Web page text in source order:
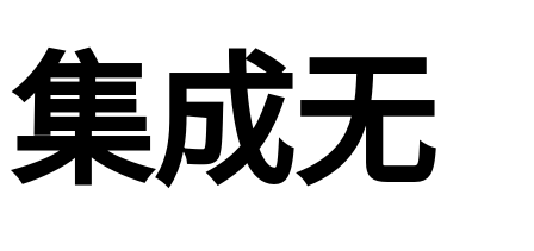
集成无